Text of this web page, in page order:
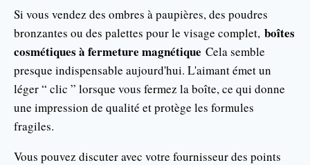
Si vous vendez des ombres à paupières, des poudres
bronzantes ou des palettes pour le visage complet, boîtes
cosmétiques à fermeture magnétique Cela semble
presque indispensable aujourd'hui. L'aimant émet un
léger “ clic ” lorsque vous fermez la boîte, ce qui donne
une impression de qualité et protège les formules
fragiles.
Vous pouvez discuter avec votre fournisseur des points